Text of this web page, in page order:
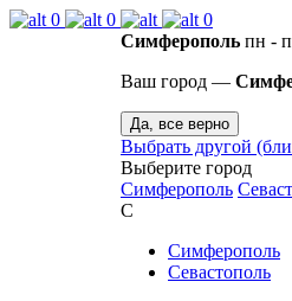
0 0
0
Симферополь пн -
Ваш город —
Да, все верно
Выбрать другой
Выберите город
Симферополь
С
Симферополь
Севастополь